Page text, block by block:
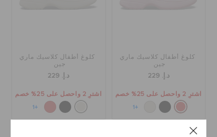
كلوغ أطفال كلاسيك ماري
جين
د.إ. 229
اشترِ 2 واحصل على 25% خصم
+1
كلوغ أطفال كلاسيك ماري
جين
د.إ. 229
اشترِ 2 واحصل على 25% خصم
+1